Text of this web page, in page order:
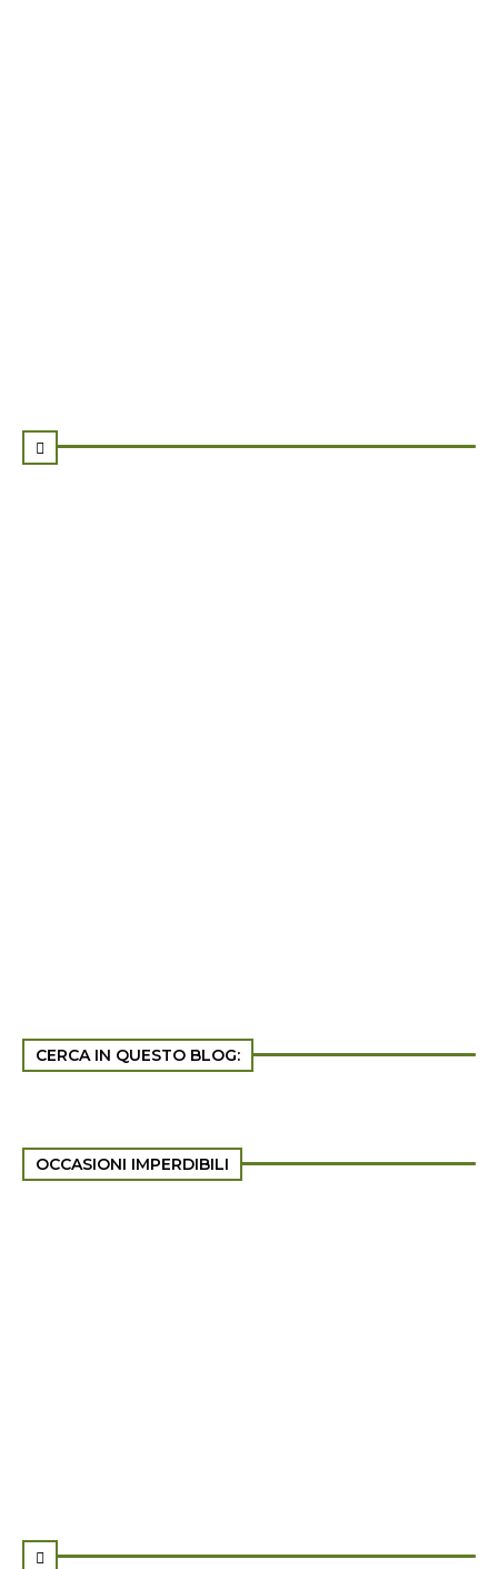

CERCA IN QUESTO BLOG:
OCCASIONI IMPERDIBILI
